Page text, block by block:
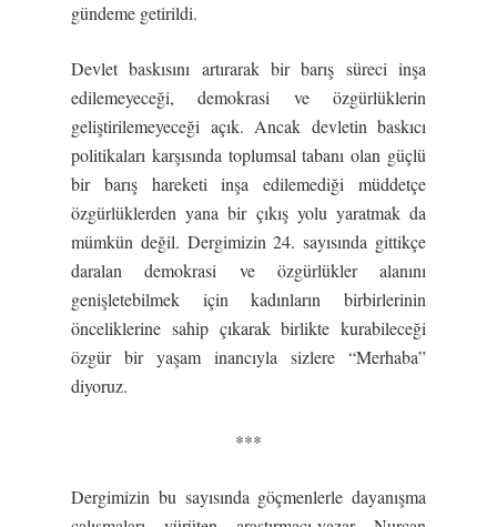
gündeme getirildi.
Devlet baskısını artırarak bir barış süreci inşa
edilemeyeceği, demokrasi ve özgürlüklerin
geliştirilemeyeceği açık. Ancak devletin baskıcı
politikaları karşısında toplumsal tabanı olan güçlü
bir barış hareketi inşa edilemediği müddetçe
özgürlüklerden yana bir çıkış yolu yaratmak da
mümkün değil. Dergimizin 24. sayısında gittikçe
daralan demokrasi ve özgürlükler alanını
genişletebilmek için kadınların birbirlerinin
önceliklerine sahip çıkarak birlikte kurabileceği
özgür bir yaşam inancıyla sizlere “Merhaba”
diyoruz.
***
Dergimizin bu sayısında göçmenlerle dayanışma